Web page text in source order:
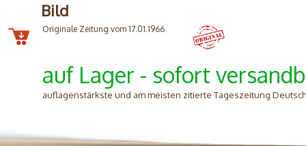
Bild
Originale Zeitung vom 17.01.1966
auf Lager - sofort
auflagenstärkste und am meisten zitierte Tageszeitung